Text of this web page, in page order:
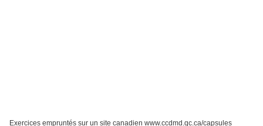
Exercices empruntés sur un site canadien www.ccdmd.qc.ca/capsules